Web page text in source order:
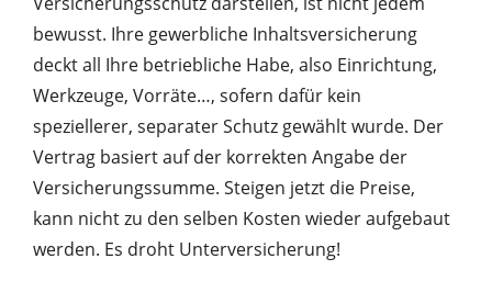
bewusst. Ihre gewerbliche Inhaltsversicherung
deckt all Ihre betriebliche Habe, also Einrichtung,
Werkzeuge, Vorräte…, sofern dafür kein
speziellerer, separater Schutz gewählt wurde. Der
Vertrag basiert auf der korrekten Angabe der
Versicherungssumme. Steigen jetzt die Preise,
kann nicht zu den selben Kosten wieder aufgebaut
werden. Es droht Unterversicherung!